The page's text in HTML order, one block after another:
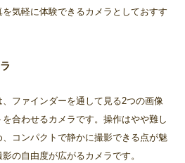
気軽に体験できるカメラとしておすす
ファインダーを通して見る2つの画像
合わせるカメラです。操作はやや難し
コンパクトで静かに撮影できる点が魅
の自由度が広がるカメラです。